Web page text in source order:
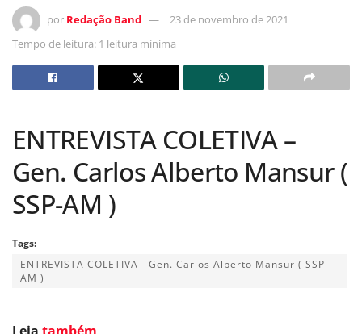
por Redação Band
23 de novembro de 2021
Tempo de leitura: 1 leitura mínima
ENTREVISTA COLETIVA –
Gen. Carlos Alberto Mansur (
SSP-AM )
Tags:
ENTREVISTA COLETIVA - Gen. Carlos Alberto Mansur ( SSP-
AM )